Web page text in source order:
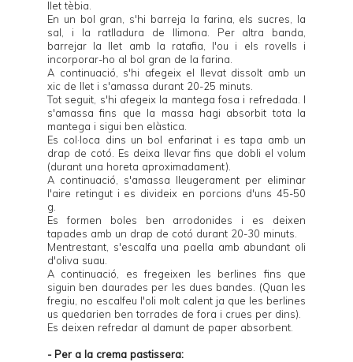
llet tèbia.
En un bol gran, s'hi barreja la farina, els sucres, la
sal, i la ratlladura de llimona. Per altra banda,
barrejar la llet amb la ratafia, l'ou i els rovells i
incorporar-ho al bol gran de la farina.
A continuació, s'hi afegeix el llevat dissolt amb un
xic de llet i s'amassa durant 20-25 minuts.
Tot seguit, s'hi afegeix la mantega fosa i refredada. I
s'amassa fins que la massa hagi absorbit tota la
mantega i sigui ben elàstica.
Es col·loca dins un bol enfarinat i es tapa amb un
drap de cotó. Es deixa llevar fins que dobli el volum
(durant una horeta aproximadament).
A continuació, s'amassa lleugerament per eliminar
l'aire retingut i es divideix en porcions d'uns 45-50
g.
Es formen boles ben arrodonides i es deixen
tapades amb un drap de cotó durant 20-30 minuts.
Mentrestant, s'escalfa una paella amb abundant oli
d'oliva suau.
A continuació, es fregeixen les berlines fins que
siguin ben daurades per les dues bandes. (Quan les
fregiu, no escalfeu l'oli molt calent ja que les berlines
us quedarien ben torrades de fora i crues per dins).
Es deixen refredar al damunt de paper absorbent.
- Per a la crema pastissera: